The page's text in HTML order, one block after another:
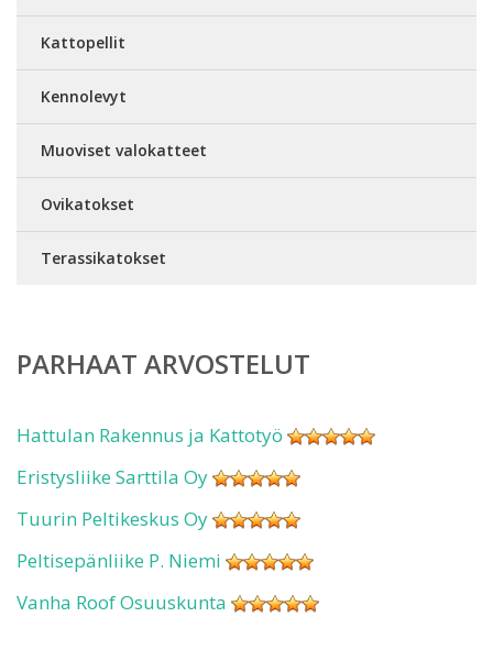
Kattopellit
Kennolevyt
Muoviset valokatteet
Ovikatokset
Terassikatokset
PARHAAT ARVOSTELUT
Hattulan Rakennus ja Kattotyö
Eristysliike Sarttila Oy
Tuurin Peltikeskus Oy
Peltisepänliike P. Niemi
Vanha Roof Osuuskunta